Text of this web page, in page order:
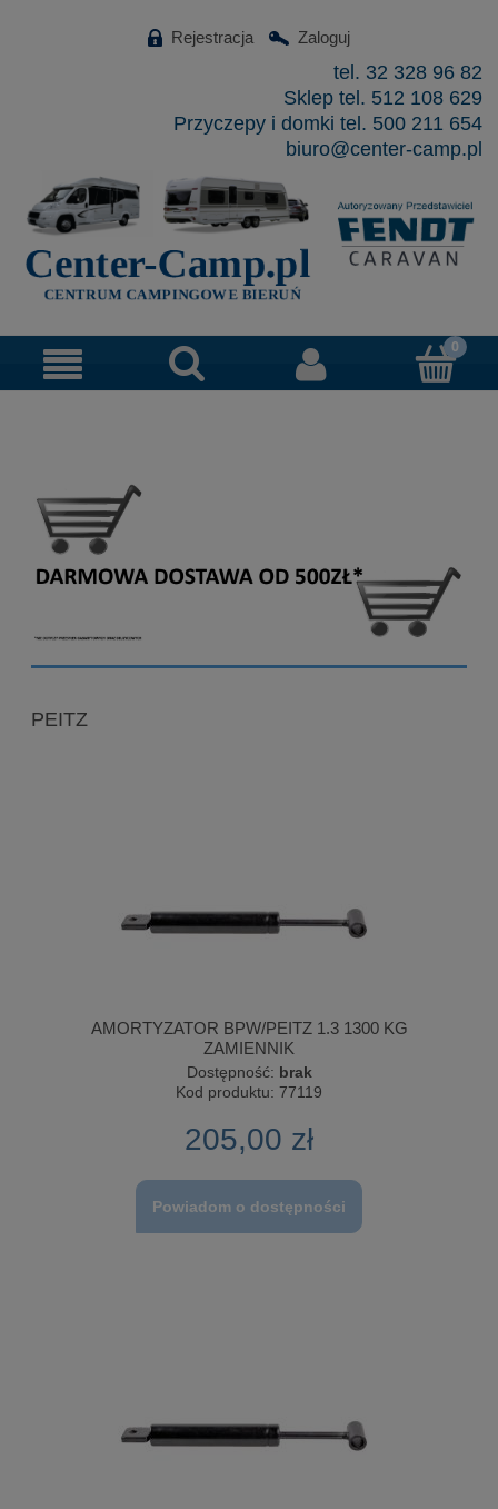
Rejestracja Zaloguj
tel. 32 328 96 82
Sklep tel. 512 108 629
Przyczepy i domki tel. 500 211 654
biuro@center-camp.pl
PEITZ
AMORTYZATOR BPW/PEITZ 1.3 1300 KG
ZAMIENNIK
Dostępność: brak
Kod produktu: 77119
205,00 zł
Powiadom o dostępności